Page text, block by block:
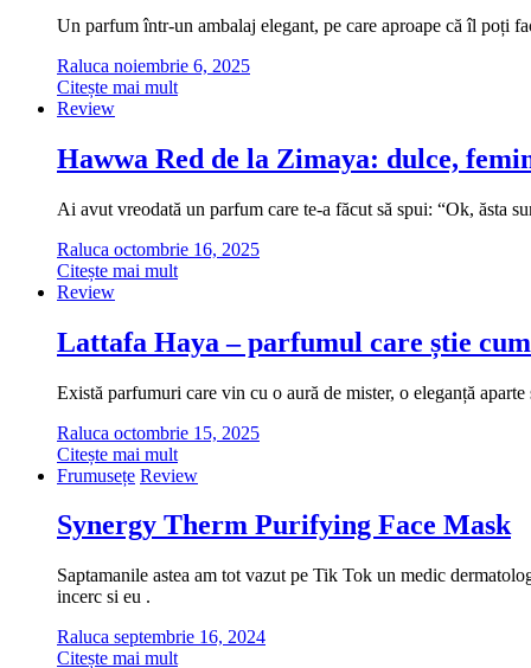
Un parfum într-un ambalaj elegant, pe care aproape că îl poți
Raluca noiembrie 6, 2025
Citește mai mult
Review
Hawwa Red de la Zimaya: dulce,
Ai avut vreodată un parfum care te-a făcut să spui: “Ok, ăsta
Raluca octombrie 16, 2025
Citește mai mult
Review
Lattafa Haya – parfumul care știe
Există parfumuri care vin cu o aură de mister, o eleganță
Raluca octombrie 15, 2025
Citește mai mult
Frumusețe Review
Synergy Therm Purifying Face Mask
Saptamanile astea am tot vazut pe Tik Tok un medic
incerc si eu .
Raluca septembrie 16, 2024
Citește mai mult